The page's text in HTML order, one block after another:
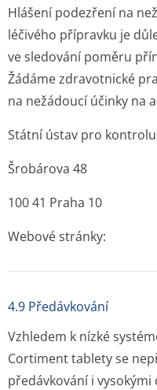
Hlášení podezření na
léčivého přípravku je
ve sledování poměru
Žádáme zdravotnické
na nežádoucí účinky na
Státní ústav pro
Šrobárova 48
100 41 Praha 10
Webové stránky:
4.9 Předávkování
Vzhledem k nízké
Cortiment tablety se
předávkování i